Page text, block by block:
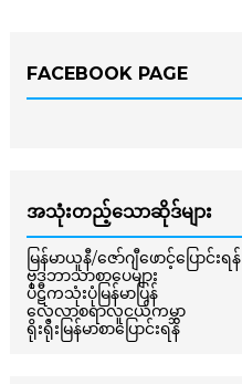
FACEBOOK PAGE
အသုံးတည့်သောဆိုဒ်များ
မြန်မာယူနီ/ဇော်ဂျီဖောင့်ပြောင်းရန်
ဗုဒ္ဓဘာသာစာပေများ
ပိဋကသုံးပုံမြန်မာပြန်
လေ့လာစရာလူငယ်ကမ္ဘာ
ရိုးရိုးမြန်မာစာပြောင်းရန်